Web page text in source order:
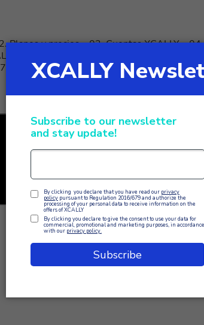
Planes y precios – 03. Cuentas XCALLY – 04.
– 05. Características de la IA de XCALLY –
Herramientas de venta de XCALLY – 08.